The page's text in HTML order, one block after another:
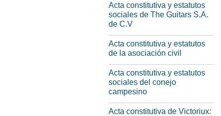
Acta constitutiva y estatutos
sociales de The Guitars S.A.
de C.V
Acta constitutiva y estatutos
de la asociación civil
Acta constitutiva y estatutos
sociales del conejo
campesino
Acta constitutiva de Victoriux: